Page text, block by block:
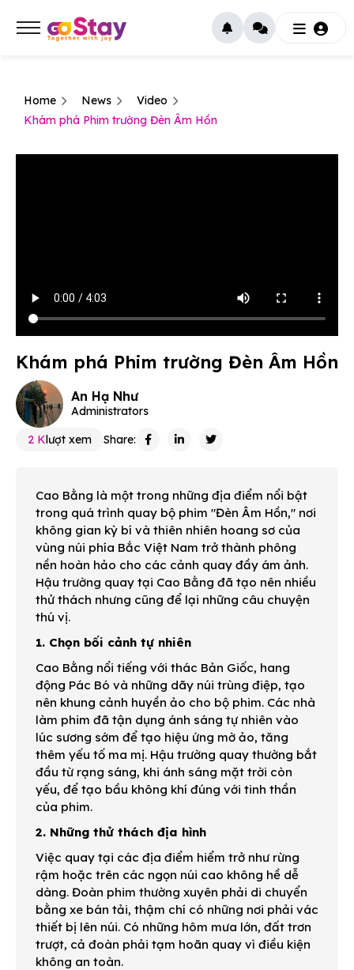
Home News
Video
Khám phá Phim trường Đèn Âm Hồn
Khám phá Phim trường Đèn Âm Hồn
An Hạ Như
Administrators
2 Klượt xem Share:
Cao Bằng là một trong những địa điểm nổi bật
trong quá trình quay bộ phim "Đèn Âm Hồn," nơi
không gian kỳ bí và thiên nhiên hoang sơ của
vùng núi phía Bắc Việt Nam trở thành phông
nền hoàn hảo cho các cảnh quay đầy ám ảnh.
Hậu trường quay tại Cao Bằng đã tạo nên nhiều
thử thách nhưng cũng để lại những câu chuyện
thú vị.
1. Chọn bối cảnh tự nhiên
Cao Bằng nổi tiếng với thác Bản Giốc, hang
động Pác Bó và những dãy núi trùng điệp, tạo
nên khung cảnh huyền ảo cho bộ phim. Các nhà
làm phim đã tận dụng ánh sáng tự nhiên vào
lúc sương sớm để tạo hiệu ứng mờ ảo, tăng
thêm yếu tố ma mị. Hậu trường quay thường bắt
đầu từ rạng sáng, khi ánh sáng mặt trời còn
yếu, để tạo bầu không khí đúng với tinh thần
của phim.
2. Những thử thách địa hình
Việc quay tại các địa điểm hiểm trở như rừng
rậm hoặc trên các ngọn núi cao không hề dễ
dàng. Đoàn phim thường xuyên phải di chuyển
bằng xe bán tải, thậm chí có những nơi phải vác
thiết bị lên núi. Có những hôm mưa lớn, đất trơn
trượt, cả đoàn phải tạm hoãn quay vì điều kiện
không an toàn.